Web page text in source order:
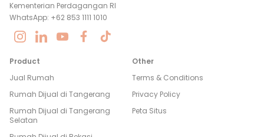
Kementerian Perdagangan RI
WhatsApp: +62 853 1111 1010
Product
Jual Rumah
Rumah Dijual di Tangerang
Rumah Dijual di Tangerang
Selatan
Other
Terms & Conditions
Privacy Policy
Peta Situs